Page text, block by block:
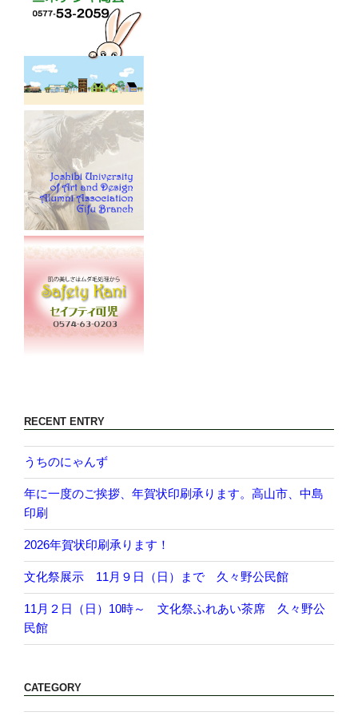
RECENT ENTRY
うちのにゃんず
年に一度のご挨拶、年賀状印刷承ります。高山市、中島
印刷
2026年賀状印刷承ります！
文化祭展示 11月９日（日）まで 久々野公民館
11月２日（日）10時～ 文化祭ふれあい茶席 久々野公
民館
CATEGORY